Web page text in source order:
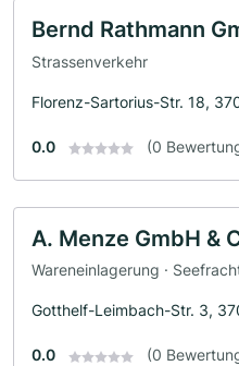
Bernd Rathmann
Strassenverkehr
Florenz-Sartorius-Str. 18,
0.0 (0
A. Menze GmbH &
Wareneinlagerung ·
Gotthelf-Leimbach-Str. 3,
0.0 (0